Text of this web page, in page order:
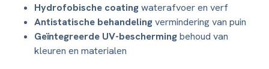
Hydrofobische coatingwaterafvoer en verf
Antistatische behandelingvermindering van puin
Geïntegreerde UV-beschermingbehoud van
kleuren en materialen